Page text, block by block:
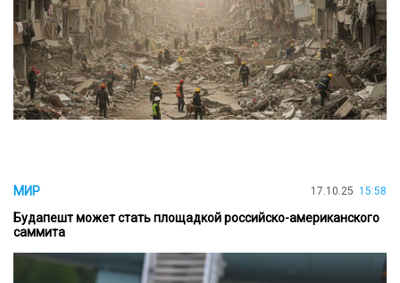
МИР 17.10.25 15:58
Будапешт может стать площадкой российско-американского
саммита